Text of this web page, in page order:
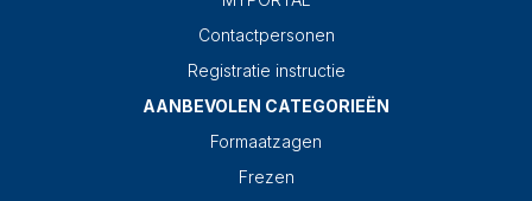
Contactpersonen
Registratie instructie
AANBEVOLEN CATEGORIEËN
Formaatzagen
Frezen